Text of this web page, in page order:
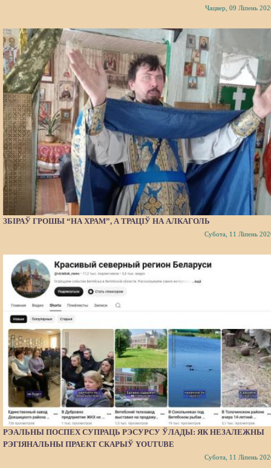
Чацвер, 09 Ліпень
ЗБІРАЎ ГРОШЫ “НА ХРАМ”, А ТРАЦІЎ НА АЛКАГОЛЬ
Субота, 11 Ліпень
РЭАЛЬНЫ ПОСПЕХ СУПРАЦЬ РЭСУРСУ ЎЛАДЫ: ЯК НЕЗАЛЕЖНЫ
РЭГІЯНАЛЬНЫ ПРАЕКТ СКАРЫЎ YOUTUBE
Субота, 11 Ліпень